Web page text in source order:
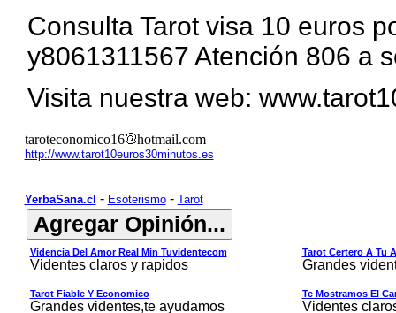
Consulta Tarot visa 10 euros
y8061311567 Atención 806 a
Visita nuestra web:
taroteconomico16 hotmail.com
http://www.tarot10euros30minutos.es
YerbaSana.cl - Esoterismo- Tarot
Videncia Del Amor Real Min Tuvidentecom
Videntes claros y rapidos
Tarot Certero A Tu
Grandes
Tarot Fiable Y Economico
Grandes videntes,te ayudamos
Te Mostramos El
Videntes